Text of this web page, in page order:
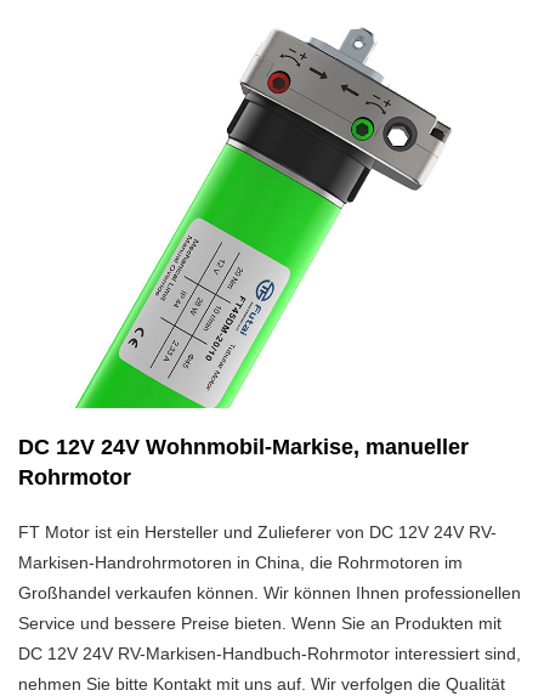
DC 12V 24V Wohnmobil-Markise, manueller
Rohrmotor
FT Motor ist ein Hersteller und Zulieferer von DC 12V 24V RV-
Markisen-Handrohrmotoren in China, die Rohrmotoren im
Großhandel verkaufen können. Wir können Ihnen professionellen
Service und bessere Preise bieten. Wenn Sie an Produkten mit
DC 12V 24V RV-Markisen-Handbuch-Rohrmotor interessiert sind,
nehmen Sie bitte Kontakt mit uns auf. Wir verfolgen die Qualität